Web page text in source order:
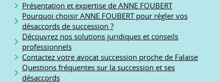
Présentation et expertise de ANNE FOUBERT
Pourquoi choisir ANNE FOUBERT pour régler vos
désaccords de succession ?
Découvrez nos solutions juridiques et conseils
professionnels
Contactez votre avocat succession proche de Falaise
Questions fréquentes sur la succession et ses
désaccords